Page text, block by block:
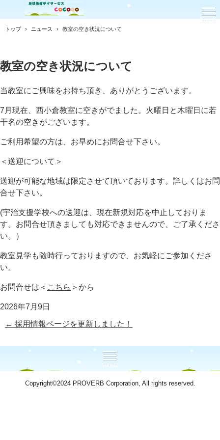
トップ › ニュース › 教室の空き状況について
教室の空き状況について
当教室にご興味をお持ち頂き、ありがとうございます。
7月現在、西小倉教室に空きがでました。火曜日と木曜日に若
干名の空きがございます。
ご利用希望の方は、お早めにお問合せ下さい。
＜送迎について＞
送迎が可能な地域は限定させて頂いております。詳しくはお問
合せ下さい。
(宇治支援学校への送迎は、現在新規対応を中止しておりま
す。お問合せ頂きましても対応できませんので、ご了承くださ
い。）
教室見学も随時行っておりますので、お気軽にご参加くださ
い。
お問合せは＜ こちら ＞から
2026年7月9日
← 採用情報ページを更新しました！
Copyright©2024 PROVERB Corporation, All rights reserved.